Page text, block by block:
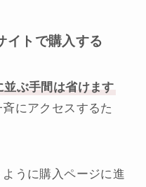
イトで購入する
ぶ手間は省けます
にアクセスするた
うに購入ページに進